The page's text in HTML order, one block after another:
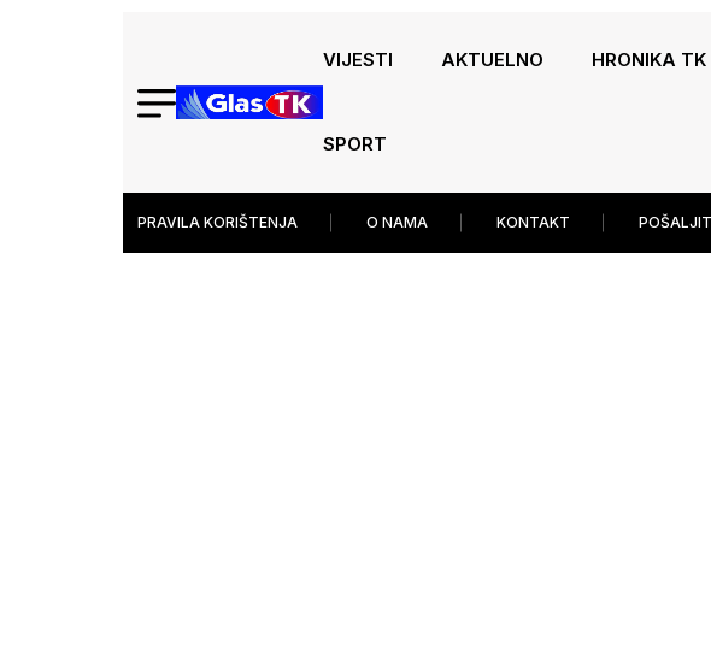
VIJESTI AKTUELNO HRONIKA TK
SPORT
PRAVILA KORIŠTENJA O NAMA KONTAKT